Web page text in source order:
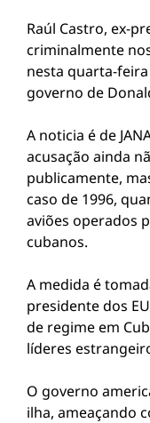
Raúl Castro, ex-
criminalmente
nesta quarta-
governo de
A noticia é de
acusação ainda
publicamente,
caso de 1996,
aviões operados
cubanos.
A medida é
presidente dos
de regime em
líderes
O governo
ilha, ameaçando